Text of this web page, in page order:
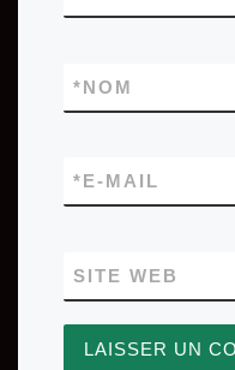
NOM
*
E-MAIL
*
SITE WEB